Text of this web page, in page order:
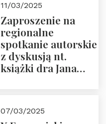
i prof.
Krasnodębski
11/03/2025
Zaproszenie na
regionalne
spotkanie autorskie
z dyskusją nt.
książki dra Jana
07/03/2025